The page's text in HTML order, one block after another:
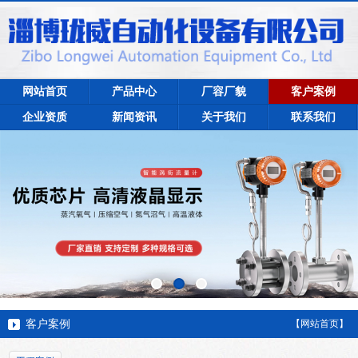
网站首页 产品中心 厂容厂貌 客户案例
企业资质 新闻资讯 关于我们 联系我们
客户案例 【网站首页】